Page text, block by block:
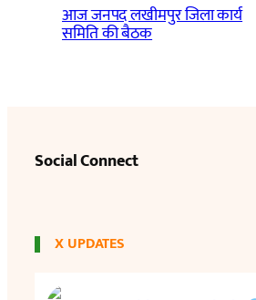
आज जनपद लखीमपुर जिला कार्य
समिति की बैठक
Social Connect
X UPDATES